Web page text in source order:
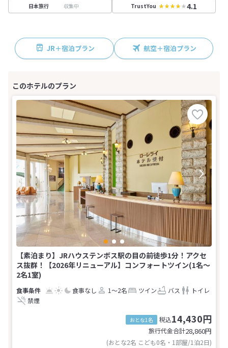
日本旅行 収集中 TrustYou 4.1
JR＋宿泊プラン 航空＋宿泊プラン
【素泊まり】JRハウステンボス駅の目の前徒歩1分！アクセ
ス抜群！【2026年リニューアル】コンフォートツイン(1名～
2名1室)
食事なし 1～2名 ツイン バス
トイレ
禁煙
おとな1名 税込14,430円
旅行代金合計28,860円
(おとな2名 こども0名・1部屋/1泊2日)